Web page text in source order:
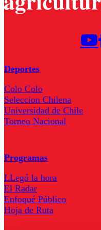
Deportes
Colo Colo
Seleccion Chilena
Universidad de Chile
Torneo Nacional
Programas
LLegó la hora
El Radar
Enfoqué Público
Hoja de Ruta